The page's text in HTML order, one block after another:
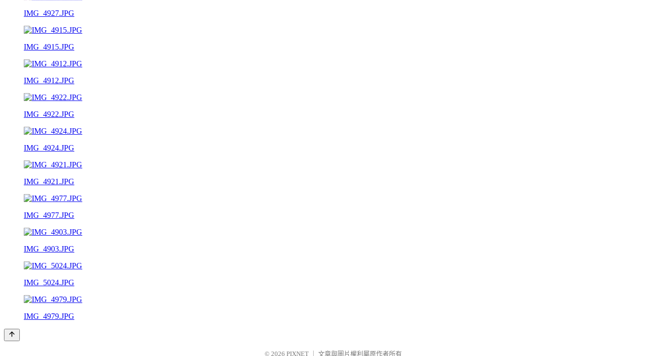
IMG_4927.JPG
IMG_4915.JPG
IMG_4912.JPG
IMG_4922.JPG
IMG_4924.JPG
IMG_4921.JPG
IMG_4977.JPG
IMG_4903.JPG
IMG_5024.JPG
IMG_4979.JPG
© 2026 PIXNET 文章與圖片權利屬原作者所有